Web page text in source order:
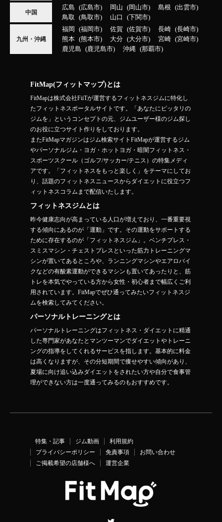
中国
広島 広島市 岡山 岡山市 島根
出雲市
鳥取
鳥取市 山口 下関市
九州・沖縄
福岡 福岡市 佐賀 佐賀市 長崎
長崎市
熊本
熊本市 大分 大分市 宮崎
宮崎市
鹿児島
鹿児島市 沖縄 那覇市
FitMap(フィットマップ)とは
FitMapは株式会社FiiTが運営するフィットネスジムに特化し
たフィットネスポータルサイトです。「あなたにピッタリの
ジムを」というコンセプトの元、ジムユーザー様のジム探し
のお役に立つサイト作りをしております。
またFitMapマガジンはジム検索サイトFitMapが運営するジム
やパーソナルジム・ヨガ・ホットヨガ・暗闇フィットネス・
スポーツスクール（ゴルフ/サッカー/テニス）の特集メディ
アです。「フィットネスをもっと楽しく」をテーマにしてお
り、話題のフィットネスニュースからダイエットに役立つフ
ィットネスコラムまで配信いたします。
フィットネスジムとは
昨今健康志向が高まっている人口が増えており、一番重要視
する傾向にあるのが「運動」です。その運動をサポートする
ために存在するのが「フィットネスジム」。ベンチプレス・
スミスマシン・チェストプレスといった筋力トレーニングマ
シンが置いてあるところや、ランニングマシンやエアロバイ
クなどの有酸素運動ができるマシンも置いてあったりと、筋
トレを本気でやっている方から女性・初心者まで幅広くご利
用されています。FitMapでぜひ通ってみたいフィットネスジ
ムを検索してみてください。
パーソナルトレーニングとは
パーソナルトレーニングはフィットネス・ダイエットに精通
した専門家があなたとマンツーマンでダイエットやトレーニ
ングの指導をしてくれるサービスを指します。基本的に料金
は高くなりますが、その分短期間で痩せやすい傾向があり、
夏場に向け追い込みダイエットをされたい方や自分で食事管
理ができない方は一度通ってみるのもおすすめです。
特集・記事 ジム動画
利用規約
プライバシーポリシー
免責事項
お問い合わせ
ご掲載希望の店舗様へ
運営企業